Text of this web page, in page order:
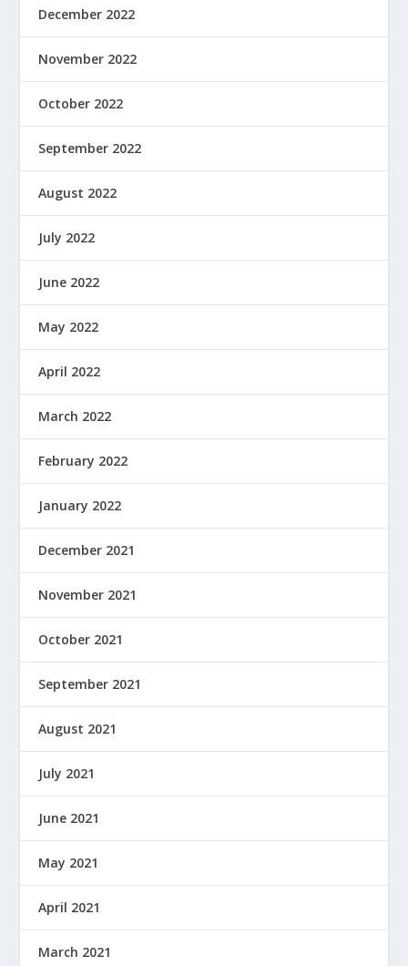
December 2022
November 2022
October 2022
September 2022
August 2022
July 2022
June 2022
May 2022
April 2022
March 2022
February 2022
January 2022
December 2021
November 2021
October 2021
September 2021
August 2021
July 2021
June 2021
May 2021
April 2021
March 2021